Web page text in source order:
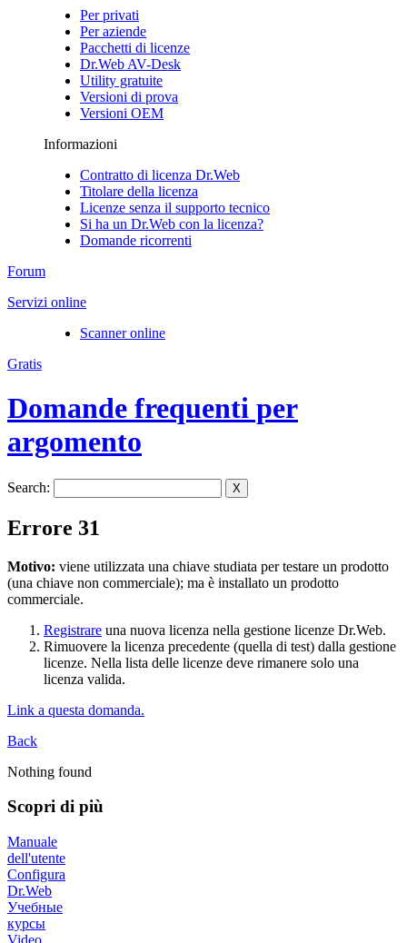
Per privati
Per aziende
Pacchetti di licenze
Dr.Web AV-Desk
Utility gratuite
Versioni di prova
Versioni OEM
Informazioni
Contratto di licenza Dr.Web
Titolare della licenza
Licenze senza il supporto tecnico
Si ha un Dr.Web con la licenza?
Domande ricorrenti
Forum
Servizi online
Scanner online
Gratis
Domande frequenti per
argomento
Search: X
Errore 31
Motivo: viene utilizzata una chiave studiata per testare un prodotto
(una chiave non commerciale); ma è installato un prodotto
commerciale.
Registrare una nuova licenza nella gestione licenze Dr.Web.
Rimuovere la licenza precedente (quella di test) dalla gestione
licenze. Nella lista delle licenze deve rimanere solo una
licenza valida.
Link a questa domanda.
Back
Nothing found
Scopri di più
Manuale
dell'utente
Configura
Dr.Web
Учебные
курсы